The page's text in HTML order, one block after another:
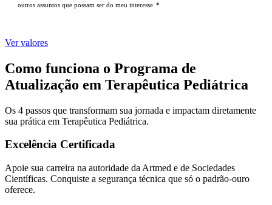
outros assuntos que possam ser do meu interesse. *
Ver valores
Como funciona o Programa de
Atualização em Terapêutica Pediátrica
Os 4 passos que transformam sua jornada e impactam diretamente
sua prática em Terapêutica Pediátrica.
Excelência Certificada
Apoie sua carreira na autoridade da Artmed e de Sociedades
Científicas. Conquiste a segurança técnica que só o padrão-ouro
oferece.